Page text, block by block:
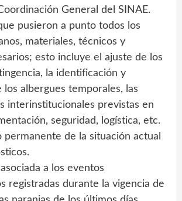
General del SINAE.
pusieron a punto todos los
materiales, técnicos y
esto incluye el ajuste de los
la identificación y
los albergues temporales, las
interinstitucionales previstas en
seguridad, logística, etc.
de la situación actual
a los eventos
registradas durante la vigencia de